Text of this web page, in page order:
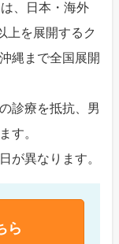
、日本・海外
上を展開するク
縄まで全国展開
診療を抵抗、男
す。
が異なります。
ら